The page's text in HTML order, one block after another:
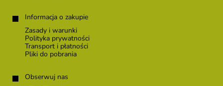
Informacja o zakupie
Zasady i warunki
Polityka prywatności
Transport i płatności
Pliki do pobrania
Obserwuj nas